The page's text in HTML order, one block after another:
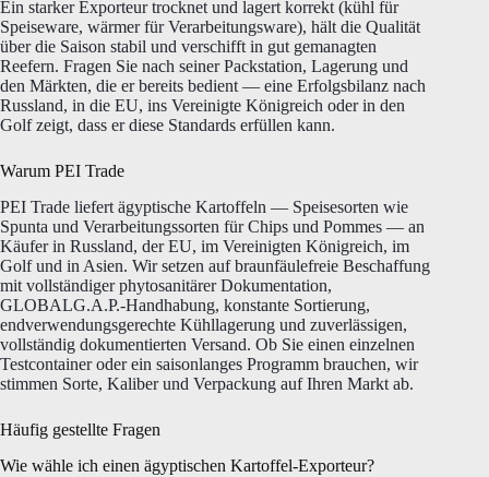
Ein starker Exporteur trocknet und lagert korrekt (kühl für
Speiseware, wärmer für Verarbeitungsware), hält die Qualität
über die Saison stabil und verschifft in gut gemanagten
Reefern. Fragen Sie nach seiner Packstation, Lagerung und
den Märkten, die er bereits bedient — eine Erfolgsbilanz nach
Russland, in die EU, ins Vereinigte Königreich oder in den
Golf zeigt, dass er diese Standards erfüllen kann.
Warum PEI Trade
PEI Trade liefert ägyptische Kartoffeln — Speisesorten wie
Spunta und Verarbeitungssorten für Chips und Pommes — an
Käufer in Russland, der EU, im Vereinigten Königreich, im
Golf und in Asien. Wir setzen auf braunfäulefreie Beschaffung
mit vollständiger phytosanitärer Dokumentation,
GLOBALG.A.P.-Handhabung, konstante Sortierung,
endverwendungsgerechte Kühllagerung und zuverlässigen,
vollständig dokumentierten Versand. Ob Sie einen einzelnen
Testcontainer oder ein saisonlanges Programm brauchen, wir
stimmen Sorte, Kaliber und Verpackung auf Ihren Markt ab.
Häufig gestellte Fragen
Wie wähle ich einen ägyptischen Kartoffel-Exporteur?